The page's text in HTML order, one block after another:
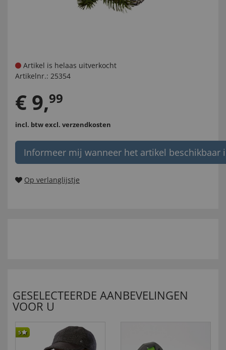
Artikel is helaas uitverkocht
Artikelnr.: 25354
€ 9,99
incl. btwexcl. verzendkosten
Informeer mij wanneer het artikel beschikbaar
Op verlanglijstje
GESELECTEERDE AANBEVELINGEN
VOOR U
5